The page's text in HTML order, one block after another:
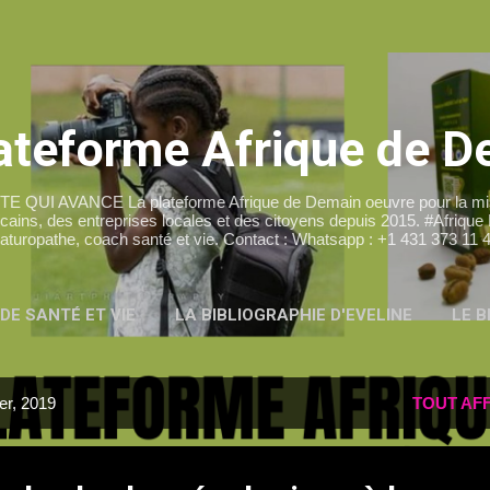
Afrique de
QUI AVANCE La plateforme Afrique de Demain oeuvre pour la
des entreprises locales et des citoyens depuis 2015.
coach santé et vie. Contact : Whatsapp : +1 431 373 11
SANTÉ ET VIE LA BIBLIOGRAPHIE D'EVELINE LE
2019 TOUT